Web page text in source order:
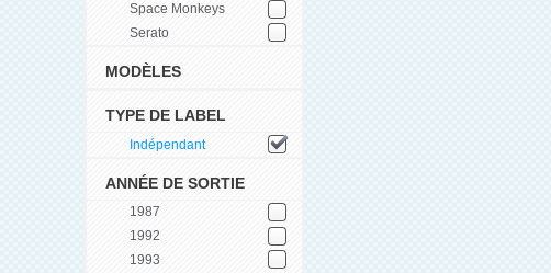
Space Monkeys
Serato
MODÈLES
TYPE DE LABEL
Indépendant
ANNÉE DE SORTIE
1987
1992
1993